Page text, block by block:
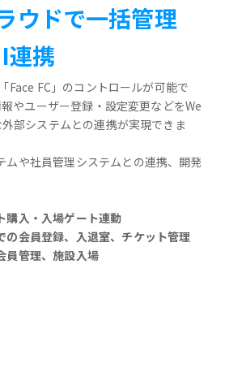
ウドで一括管理
連携
Face FC」のコントロールが可能で
やユーザー登録・設定変更などをWe
部システムとの連携が実現できま
ムや社員管理システムとの連携、開発
購入・入場ゲート連動
の会員登録、入退室、チケット管理
員管理、施設入場